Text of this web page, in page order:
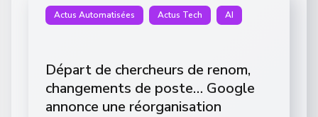
Actus Automatisées Actus Tech AI
Départ de chercheurs de renom,
changements de poste… Google
annonce une réorganisation